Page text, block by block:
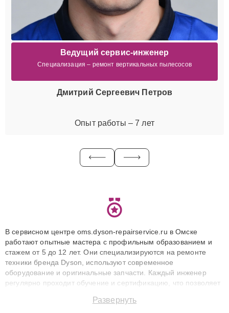
Ведущий сервис-инженер
Специализация – ремонт вертикальных пылесосов
Дмитрий Сергеевич Петров
Опыт работы – 7 лет
В сервисном центре oms.dyson-repairservice.ru в Омске
работают опытные мастера с профильным образованием и
стажем от 5 до 12 лет. Они специализируются на ремонте
техники бренда Dyson, используют современное
оборудование и оригинальные запчасти. Каждый инженер
регулярно проходит обучение и сертификацию, что позволяет
технику с сохранением гарантии до 3 лет. Наши мастера
Развернуть